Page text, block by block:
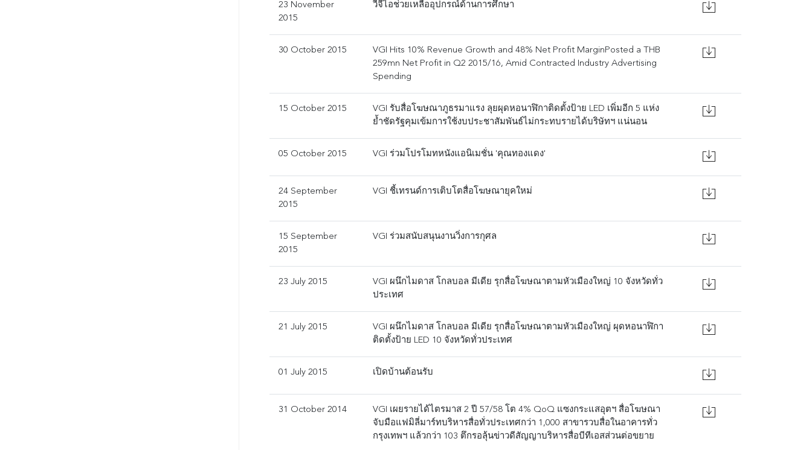
23 November
2015
วีจีไอช่วยเหลืออุปกรณ์ด้านการศึกษา
30 October 2015
VGI Hits 10% Revenue Growth and 48% Net Profit MarginPosted a THB
259mn Net Profit in Q2 2015/16, Amid Contracted Industry Advertising
Spending
15 October 2015
VGI รับสื่อโฆษณาภูธรมาแรง ลุยผุดหอนาฬิกาติดตั้งป้าย LED เพิ่มอีก 5 แห่ง
ย้ำชัดรัฐคุมเข้มการใช้งบประชาสัมพันธ์ไม่กระทบรายได้บริษัทฯ แน่นอน
05 October 2015 VGI ร่วมโปรโมทหนังแอนิเมชั่น 'คุณทองแดง'
24 September
2015
VGI ชี้เทรนด์การเติบโตสื่อโฆษณายุคใหม่
15 September
2015
VGI ร่วมสนับสนุนงานวิ่งการกุศล
23 July 2015
VGI ผนึกไมดาส โกลบอล มีเดีย รุกสื่อโฆษณาตามหัวเมืองใหญ่ 10 จังหวัดทั่ว
ประเทศ
21 July 2015
VGI ผนึกไมดาส โกลบอล มีเดีย รุกสื่อโฆษณาตามหัวเมืองใหญ่ ผุดหอนาฬิกา
ติดตั้งป้าย LED 10 จังหวัดทั่วประเทศ
01 July 2015 เปิดบ้านต้อนรับ
31 October 2014
VGI เผยรายได้ไตรมาส 2 ปี 57/58 โต 4% QoQ แซงกระแสอุตฯ สื่อโฆษณา
จับมือแฟมิลี่มาร์ทบริหารสื่อทั่วประเทศกว่า 1,000 สาขารวบสื่อในอาคารทั่ว
กรุงเทพฯ แล้วกว่า 103 ตึกรอลุ้นข่าวดีสัญญาบริหารสื่อบีทีเอสส่วนต่อขยาย